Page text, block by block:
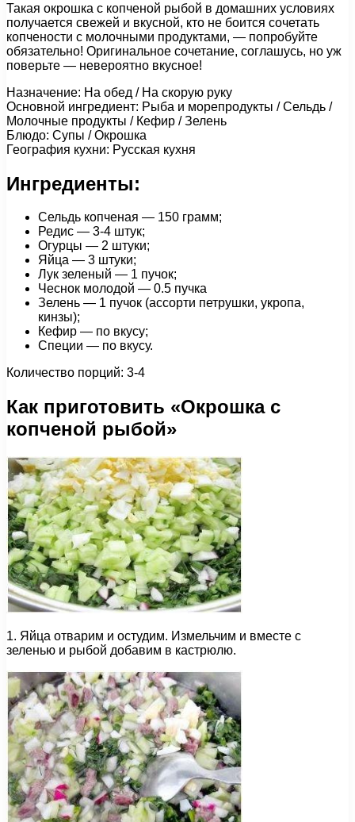
Такая окрошка с копченой рыбой в домашних условиях
получается свежей и вкусной, кто не боится сочетать
копчености с молочными продуктами, — попробуйте
обязательно! Оригинальное сочетание, соглашусь, но уж
поверьте — невероятно вкусное!
Назначение: На обед / На скорую руку
Основной ингредиент: Рыба и морепродукты / Сельдь /
Молочные продукты / Кефир / Зелень
Блюдо: Супы / Окрошка
География кухни: Русская кухня
Ингредиенты:
Сельдь копченая — 150 грамм;
Редис — 3-4 штук;
Огурцы — 2 штуки;
Яйца — 3 штуки;
Лук зеленый — 1 пучок;
Чеснок молодой — 0.5 пучка
Зелень — 1 пучок (ассорти петрушки, укропа,
кинзы);
Кефир — по вкусу;
Специи — по вкусу.
Количество порций: 3-4
Как приготовить «Окрошка с
копченой рыбой»
1. Яйца отварим и остудим. Измельчим и вместе с
зеленью и рыбой добавим в кастрюлю.